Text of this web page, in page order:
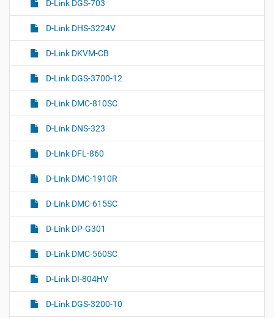
D-Link DGS-703
D-Link DHS-3224V
D-Link DKVM-CB
D-Link DGS-3700-12
D-Link DMC-810SC
D-Link DNS-323
D-Link DFL-860
D-Link DMC-1910R
D-Link DMC-615SC
D-Link DP-G301
D-Link DMC-560SC
D-Link DI-804HV
D-Link DGS-3200-10